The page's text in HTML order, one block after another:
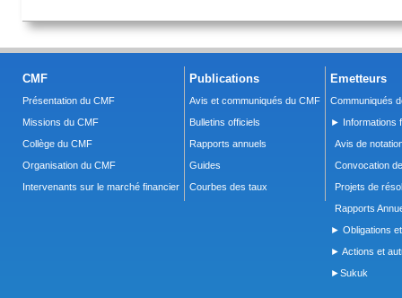
CMF
Présentation du CMF
Missions du CMF
Collège du CMF
Organisation du CMF
Intervenants sur le marché financier
Publications
Avis et communiqués du CMF
Bulletins officiels
Rapports annuels
Guides
Courbes des taux
Emetteurs
Communiqués
► Informations
Avis de
Convocation
Projets de
Rapports
► Obligations
► Actions et
►Sukuk